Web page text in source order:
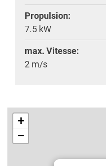
Propulsion:
7.5 kW
max. Vitesse:
2 m/s
+
−